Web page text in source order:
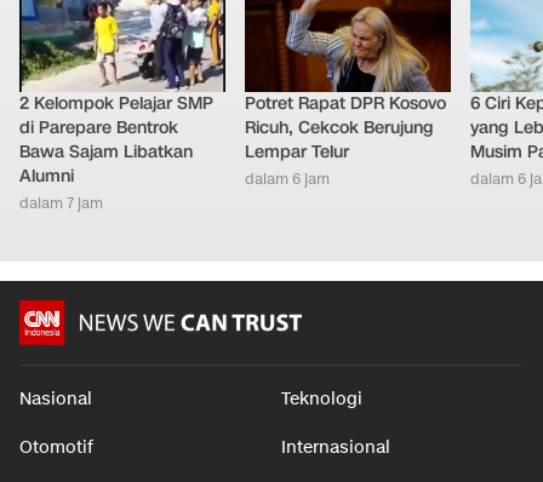
2 Kelompok Pelajar SMP
di Parepare Bentrok
Bawa Sajam Libatkan
Alumni
dalam 7 jam
Potret Rapat DPR Kosovo
Ricuh, Cekcok Berujung
Lempar Telur
dalam 6 jam
6 Ciri
yang
Musim
dalam 6
Nasional Teknologi
Otomotif Internasional